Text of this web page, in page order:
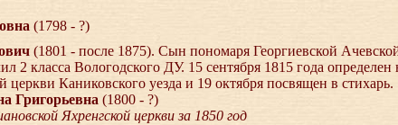
(1798 - ?)
(1801 - после 1875). Сын пономаря Георгиевской
2 класса Вологодского ДУ. 15 сентября 1815 года
Каниковского уезда и 19 октября посвящен в стихарь.
Григорьевна (1800 - ?)
Яхренгской церкви за 1850 год